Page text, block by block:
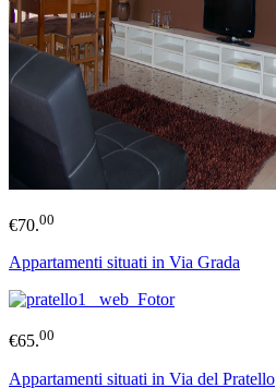
€70.00
Appartamenti situati in Via Grada
€65.00
Appartamenti situati in Via del Pratello